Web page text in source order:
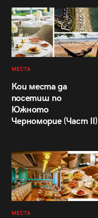
МЕСТА
Кои места да
посетиш по
Южното
Черноморие (Част II)
МЕСТА